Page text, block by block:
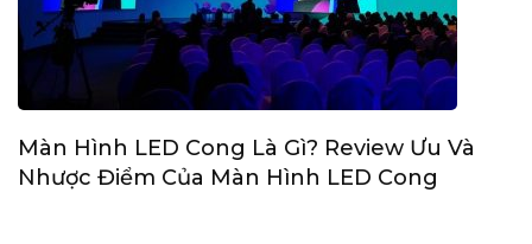
Màn Hình LED Cong Là Gì? Review Ưu Và
Nhược Điểm Của Màn Hình LED Cong